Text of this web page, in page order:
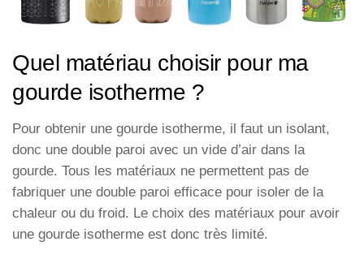
Quel matériau choisir pour ma
gourde isotherme ?
Pour obtenir une gourde isotherme, il faut un isolant,
donc une double paroi avec un vide d’air dans la
gourde. Tous les matériaux ne permettent pas de
fabriquer une double paroi efficace pour isoler de la
chaleur ou du froid. Le choix des matériaux pour avoir
une gourde isotherme est donc très limité.